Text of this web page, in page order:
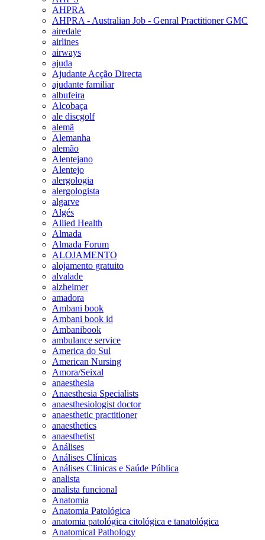
AHPRA
AHPRA - Australian Job - Genral Practitioner GMC
airedale
airlines
airways
ajuda
Ajudante Acção Directa
ajudante familiar
albufeira
Alcobaça
ale discgolf
alemã
Alemanha
alemão
Alentejano
Alentejo
alergologia
alergologista
algarve
Algés
Allied Health
Almada
Almada Forum
ALOJAMENTO
alojamento gratuito
alvalade
alzheimer
amadora
Ambani book
Ambani book id
Ambanibook
ambulance service
America do Sul
American Nursing
Amora/Seixal
anaesthesia
Anaesthesia Specialists
anaesthesiologist doctor
anaesthetic practitioner
anaesthetics
anaesthetist
Análises
Análises Clínicas
Análises Clinicas e Saúde Pública
analista
analista funcional
Anatomia
Anatomia Patológica
anatomia patológica citológica e tanatológica
Anatomical Pathology